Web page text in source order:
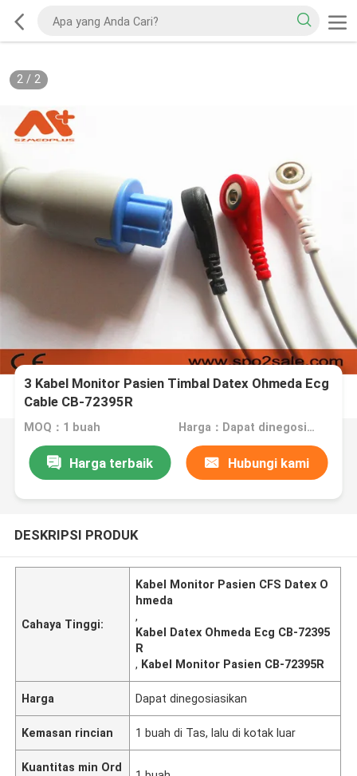
2/ 2
3 Kabel Monitor Pasien Timbal Datex Ohmeda Ecg
Cable CB-72395R
MOQ：1 buah Harga：Dapat dinegosiasikan
Harga terbaik Hubungi kami
DESKRIPSI PRODUK
Cahaya Tinggi:
Kabel Monitor Pasien CFS Datex O
hmeda
,
Kabel Datex Ohmeda Ecg CB-72395
R
, Kabel Monitor Pasien CB-72395R
Harga Dapat dinegosiasikan
Kemasan rincian 1 buah di Tas, lalu di kotak luar
Kuantitas min Ord